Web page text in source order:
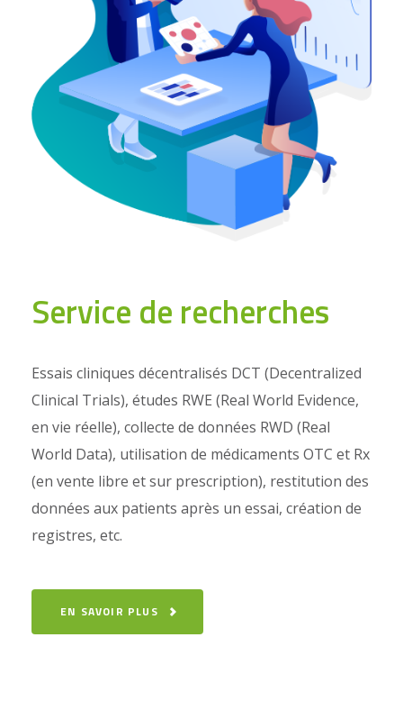
Service de recherches
Essais cliniques décentralisés DCT (Decentralized
Clinical Trials), études RWE (Real World Evidence,
en vie réelle), collecte de données RWD (Real
World Data), utilisation de médicaments OTC et Rx
(en vente libre et sur prescription), restitution des
données aux patients après un essai, création de
registres, etc.
EN SAVOIR PLUS